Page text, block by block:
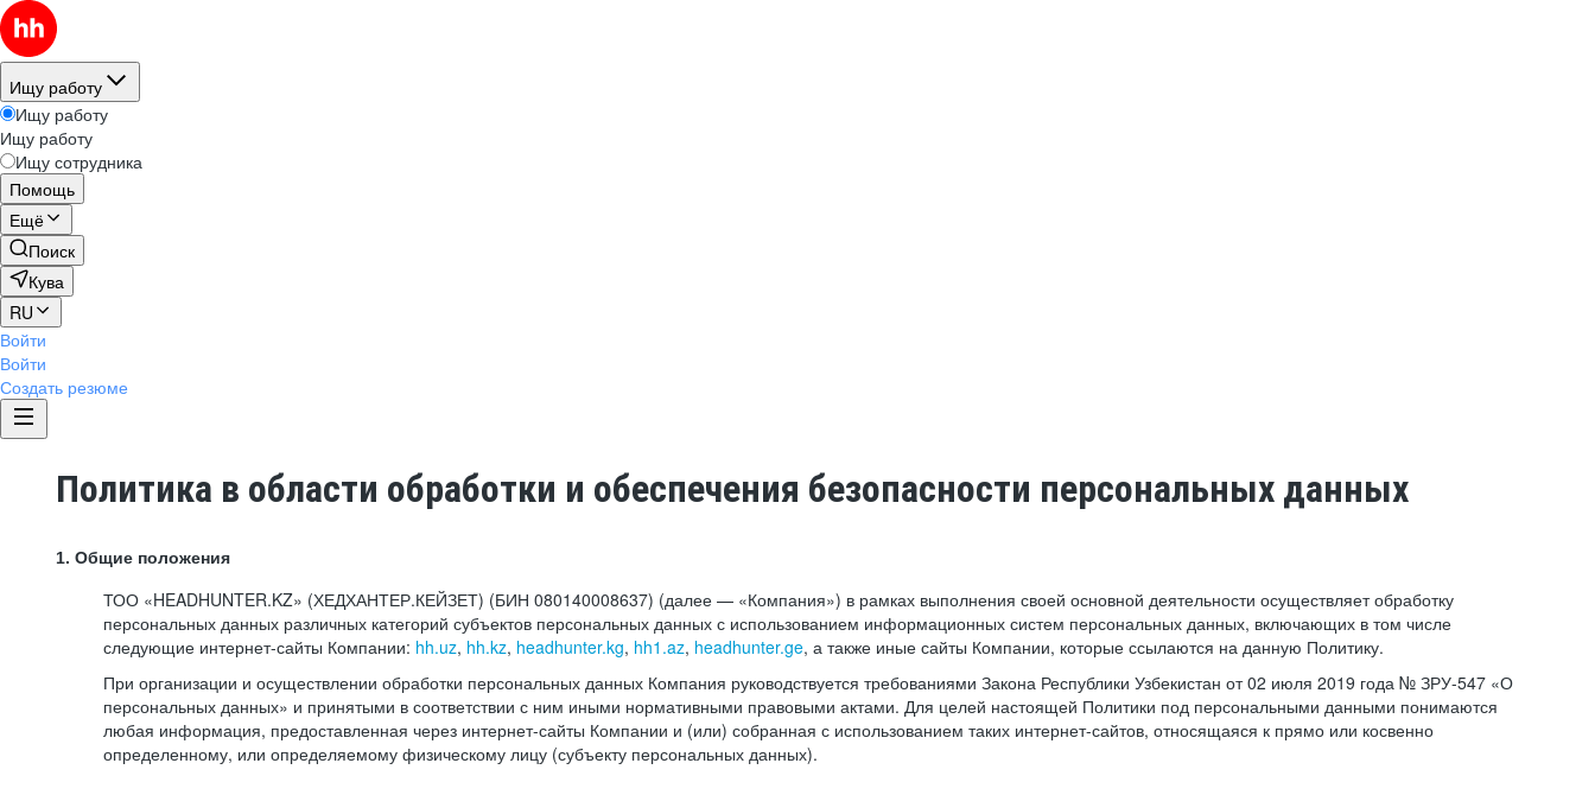
Ищу работу
Ищу работу
Ищу работу
Ищу сотрудника
Помощь
Ещё
Поиск
Кува
RU
Войти
Войти
Создать резюме
Политика в области обработки и обеспечения безопасности персональных данных
1. Общие положения
ТОО «HEADHUNTER.KZ» (ХЕДХАНТЕР.КЕЙЗЕТ) (БИН 080140008637) (далее — «Компания») в рамках выполнения своей основной деятельности осуществляет обработку
персональных данных различных категорий субъектов персональных данных с использованием информационных систем персональных данных, включающих в том числе
следующие интернет-сайты Компании: hh.uz, hh.kz, headhunter.kg, hh1.az, headhunter.ge, а также иные сайты Компании, которые ссылаются на данную Политику.
При организации и осуществлении обработки персональных данных Компания руководствуется требованиями Закона Республики Узбекистан от 02 июля 2019 года № ЗРУ-547 «О
персональных данных» и принятыми в соответствии с ним иными нормативными правовыми актами. Для целей настоящей Политики под персональными данными понимаются
любая информация, предоставленная через интернет-сайты Компании и (или) собранная с использованием таких интернет-сайтов, относящаяся к прямо или косвенно
определенному, или определяемому физическому лицу (субъекту персональных данных).